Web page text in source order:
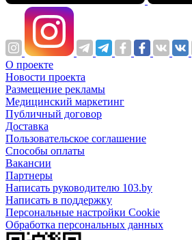
О проекте
Новости проекта
Размещение рекламы
Медицинский маркетинг
Публичный договор
Доставка
Пользовательское соглашение
Способы оплаты
Вакансии
Партнеры
Написать руководителю 103.by
Написать в поддержку
Персональные настройки Cookie
Обработка персональных данных